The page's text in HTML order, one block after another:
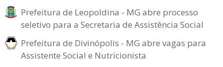
Prefeitura de Leopoldina - MG abre processo
seletivo para a Secretaria de Assistência Social
Prefeitura de Divinópolis - MG abre vagas para
Assistente Social e Nutricionista